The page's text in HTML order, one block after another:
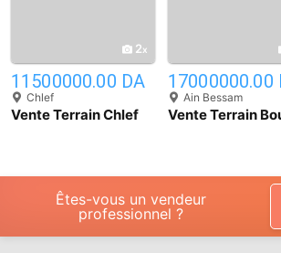
2
11500000.00 DA
Chlef
Vente Terrain Chlef
17000000.00
Ain Bessam
Vente Terrain
Êtes-vous un vendeur
professionnel ?